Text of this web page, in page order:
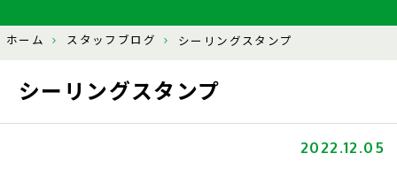
ホーム スタッフブログ シーリングスタンプ
シーリングスタンプ
2022.12.05